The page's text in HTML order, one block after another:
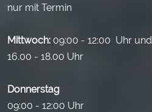
nur mit Termin
Mittwoch: 09:00 - 12:00 Uhr und
16.00 - 18.00 Uhr
Donnerstag
09:00 - 12:00 Uhr